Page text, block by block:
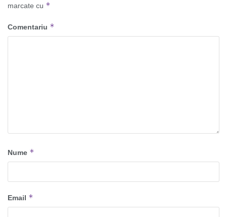
marcate cu *
Comentariu *
Nume *
Email *